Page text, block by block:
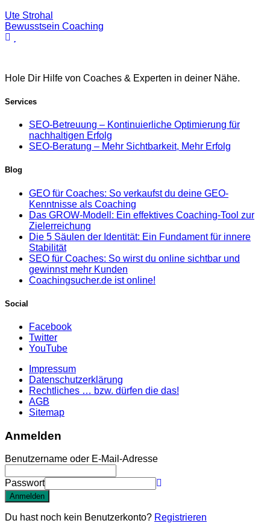
Ute Strohal
Bewusstsein Coaching
Hole Dir Hilfe von Coaches & Experten in deiner Nähe.
Services
SEO-Betreuung – Kontinuierliche Optimierung für
nachhaltigen Erfolg
SEO-Beratung – Mehr Sichtbarkeit, Mehr Erfolg
Blog
GEO für Coaches: So verkaufst du deine GEO-
Kenntnisse als Coaching
Das GROW-Modell: Ein effektives Coaching-Tool zur
Zielerreichung
Die 5 Säulen der Identität: Ein Fundament für innere
Stabilität
SEO für Coaches: So wirst du online sichtbar und
gewinnst mehr Kunden
Coachingsucher.de ist online!
Social
Facebook
Twitter
YouTube
Impressum
Datenschutzerklärung
Rechtliches … bzw. dürfen die das!
AGB
Sitemap
Anmelden
Benutzername oder E-Mail-Adresse
Passwort
Anmelden
Du hast noch kein Benutzerkonto? Registrieren